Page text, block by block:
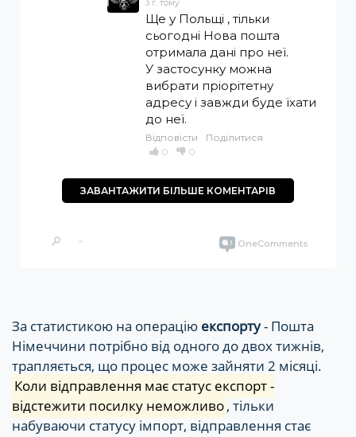
За статистикою на операцію експорту- Пошта
Німеччини потрібно від одного до двох тижнів,
трапляється, що процес може зайняти 2 місяці.
Коли відправлення має статус експорт -
відстежити посилку неможливо, тільки
набуваючи статусу імпорт, відправлення стає